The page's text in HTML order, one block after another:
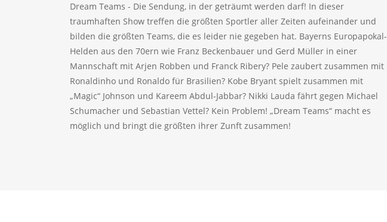
Dream Teams - Die Sendung, in der geträumt werden darf! In dieser
traumhaften Show treffen die größten Sportler aller Zeiten aufeinander und
bilden die größten Teams, die es leider nie gegeben hat. Bayerns Europapokal-
Helden aus den 70ern wie Franz Beckenbauer und Gerd Müller in einer
Mannschaft mit Arjen Robben und Franck Ribery? Pele zaubert zusammen mit
Ronaldinho und Ronaldo für Brasilien? Kobe Bryant spielt zusammen mit
„Magic“ Johnson und Kareem Abdul-Jabbar? Nikki Lauda fährt gegen Michael
Schumacher und Sebastian Vettel? Kein Problem! „Dream Teams“ macht es
möglich und bringt die größten ihrer Zunft zusammen!